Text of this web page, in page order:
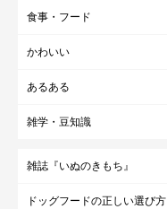
食事・フード
かわいい
あるある
雑学・豆知識
雑誌『いぬのきもち』
ドッグフードの正しい選び方